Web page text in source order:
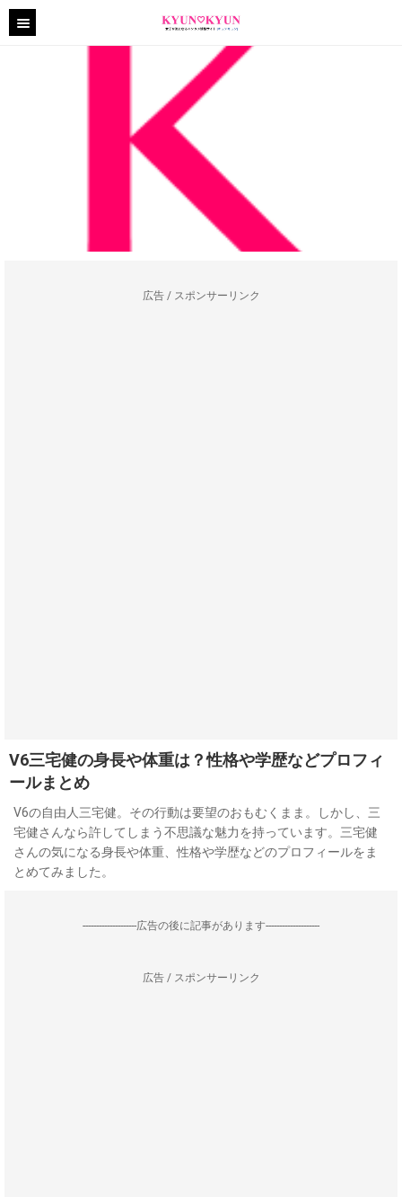
広告 / スポンサーリンク
V6三宅健の身長や体重は？性格や学歴などプロフィ
ールまとめ
V6の自由人三宅健。その行動は要望のおもむくまま。しかし、三
宅健さんなら許してしまう不思議な魅力を持っています。三宅健
さんの気になる身長や体重、性格や学歴などのプロフィールをま
とめてみました。
--------------------広告の後に記事があります--------------------
広告 / スポンサーリンク